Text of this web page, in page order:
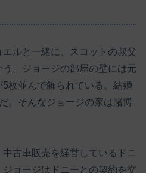
ルと一緒に、スコットの叔父
。ジョージの部屋の壁には元
枚並んで飾られている。結婚
。そんなジョージの家は賭博
古車販売を経営しているドニ
ョージはドニーとの契約を交